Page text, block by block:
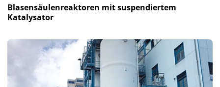
Blasensäulenreaktoren mit sus­pendiertem
Katalysator